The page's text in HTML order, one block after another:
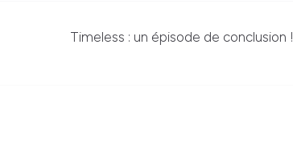
Timeless : un épisode de conclusion !